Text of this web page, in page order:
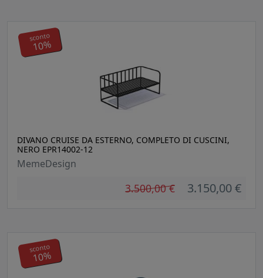
DIVANO CRUISE DA ESTERNO, COMPLETO DI CUSCINI,
NERO EPR14002-12
MemeDesign
3.500,00 € 3.150,00 €
sconto
10%
sconto
10%